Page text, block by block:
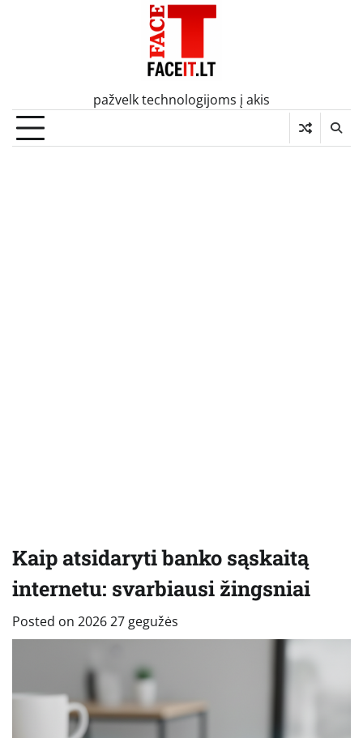
pažvelk technologijoms į akis
Kaip atsidaryti banko sąskaitą
internetu: svarbiausi žingsniai
Posted on 2026 27 gegužės